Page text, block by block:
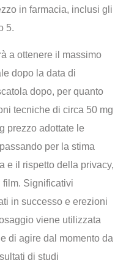
in farmacia, inclusi gli
5.
a ottenere il massimo
dopo la data di
dopo, per quanto
tecniche di circa 50 mg
prezzo adottate le
per la stima
e il rispetto della privacy,
film. Significativi
in successo e erezioni
viene utilizzata
di agire dal momento da
di studi